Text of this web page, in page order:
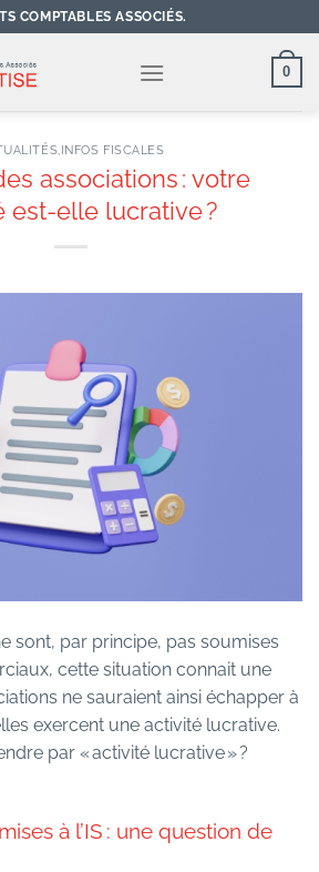
COMPTABLES ASSOCIÉS.
0
,INFOS FISCALES
associations : votre
est-elle lucrative ?
sont, par principe, pas soumises
cette situation connait une
ne sauraient ainsi échapper à
exercent une activité lucrative.
par « activité lucrative » ?
à l’IS : une question de